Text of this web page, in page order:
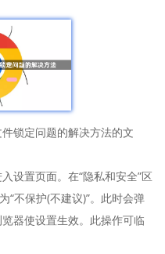
锁定问题的解决方法的文
设置页面。在“隐私和安全”区
“不保护(不建议)”。此时会弹
器使设置生效。此操作可临